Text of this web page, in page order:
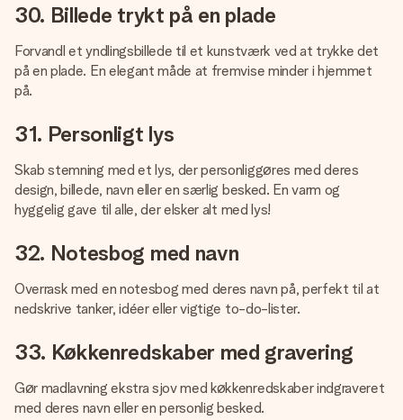
30. Billede trykt på en plade
Forvandl et yndlingsbillede til et kunstværk ved at trykke det
på en plade. En elegant måde at fremvise minder i hjemmet
på.
31. Personligt lys
Skab stemning med et lys, der personliggøres med deres
design, billede, navn eller en særlig besked. En varm og
hyggelig gave til alle, der elsker alt med lys!
32. Notesbog med navn
Overrask med en notesbog med deres navn på, perfekt til at
nedskrive tanker, idéer eller vigtige to-do-lister.
33. Køkkenredskaber med gravering
Gør madlavning ekstra sjov med køkkenredskaber indgraveret
med deres navn eller en personlig besked.